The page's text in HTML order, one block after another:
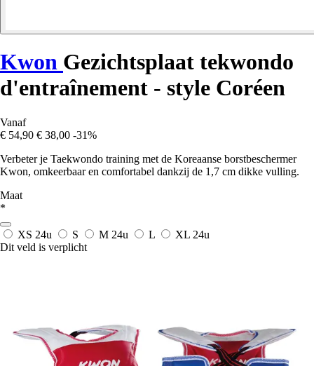
Kwon Gezichtsplaat tekwondo
d'entraînement - style Coréen
Vanaf
€ 54,90 € 38,00 -31%
Verbeter je Taekwondo training met de Koreaanse borstbeschermer
Kwon, omkeerbaar en comfortabel dankzij de 1,7 cm dikke vulling.
Maat
*
XS 24u S M 24u L XL 24u
Dit veld is verplicht